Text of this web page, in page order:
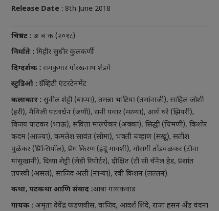
Release Date: 8th June 2018
चित्रपट : अ ब क (२०१८)
निर्माते : मिहीर सुधीर कुलकर्णी
दिग्दर्शक : रामकुमार गोरखनाथ शेडगे
स्टुडिओ : ग्रॅव्हिटी एंटरटेनमेंट
कलाकार : सुनील शेट्टी (बाप्पा), तमन्ना भाटिया (तमांनाजी), साहिल जोशी
(हरी), मैथिली पटवर्धन (जणी), सनी पवार (मरग्या), आर्य घरे (झिपरी),
विजय पाटकर (भाऊ), सविता मालपेकर (अक्का), सिद्धी (चिमणी), किशोर
कदम (आज्या), कमलेश सावंत (सोमा), भक्ती चव्हाण (सखू), सतीश
पुळेकर (प्रिन्सिपॉल), प्रेम किरण (इंदू मावशी), मौसमी तोंडवळकर (टीना
मांसुखानी), दिव्या शेट्टी (लेडी रिपोर्टर), दीक्षित (टी सी चॅनेल हेड, प्रशांत
तपस्वी (असलं), साजिद अली (नाऱ्या), रवी किशन (लल्लन).
कथा, पटकथा आणि संवाद :आबा गायकवाड
गायक : अमृता देवेंद्र फडणवीस, वाजिद, आदर्श शिंदे, राजा हसन अँड वंदना